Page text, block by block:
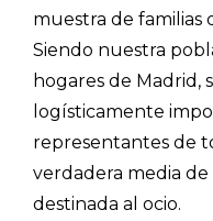
Explorar
- Artículos
- Consejos para
- Encuesta.com
- Encuestas de
muestra de familias
Siendo nuestra
hogares de Madrid,
logísticamente
representantes de
verdadera media
destinada al ocio.